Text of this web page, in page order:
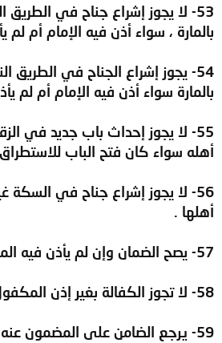
53- لا يجوز إشراع جناح في الطريق
بالمارة ، سواء أذن فيه الإمام أم لم
54- يجوز إشراع الجناح في الطريق
بالمارة سواء أذن فيه الإمام أم لم
55- لا يجوز إحداث باب جديد في
أهله سواء كان فتح الباب
56- لا يجوز إشراع جناح في السكة
أهلها .
57- يصح الضمان وإن لم يأذن فيه المضمون عنه .
58- لا تجوز الكفالة بغير إذن المكفول .
59- يرجع الضامن على المضمون عنه إذا ضمن وأدى بإذنه .